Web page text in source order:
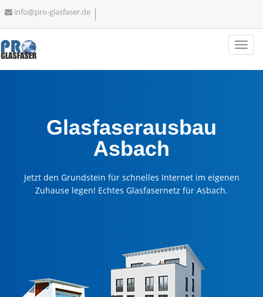
info@pro-glasfaser.de
Glasfaserausbau
Asbach
Jetzt den Grundstein für schnelles Internet im eigenen
Zuhause legen! Echtes Glasfasernetz für Asbach.